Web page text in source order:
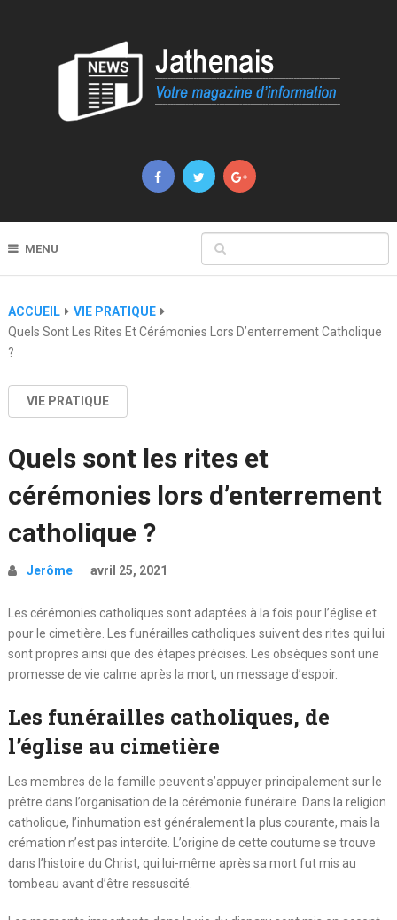
MENU
ACCUEIL
VIE PRATIQUE
Quels Sont Les Rites Et Cérémonies Lors D’enterrement Catholique
?
VIE PRATIQUE
Quels sont les rites et
cérémonies lors d’enterrement
catholique ?
Jerôme avril 25, 2021
Les cérémonies catholiques sont adaptées à la fois pour l’église et
pour le cimetière. Les funérailles catholiques suivent des rites qui lui
sont propres ainsi que des étapes précises. Les obsèques sont une
promesse de vie calme après la mort, un message d’espoir.
Les funérailles catholiques, de
l’église au cimetière
Les membres de la famille peuvent s’appuyer principalement sur le
prêtre dans l’organisation de la cérémonie funéraire. Dans la religion
catholique, l’inhumation est généralement la plus courante, mais la
crémation n’est pas interdite. L’origine de cette coutume se trouve
dans l’histoire du Christ, qui lui-même après sa mort fut mis au
tombeau avant d’être ressuscité.